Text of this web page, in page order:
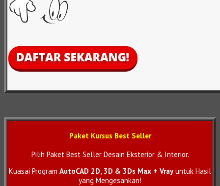
Paket Kursus Best Seller
Pilih Paket Best Seller Desain Eksterior & Interior.
Kuasai Program AutoCAD 2D, 3D & 3Ds Max + Vrayuntuk Hasil
yang Mengesankan!